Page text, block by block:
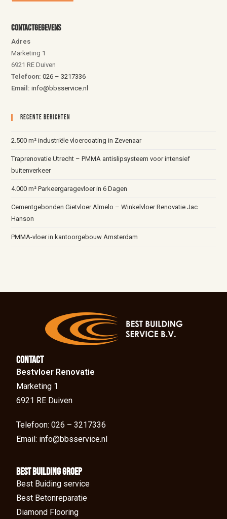
Contactgegevens
Adres
Marketing 1
6921 RE Duiven
Telefoon:026 – 3217336
Email: info@bbsservice.nl
Recente Berichten
2.500 m² industriële vloercoating in Zevenaar
Traprenovatie Utrecht – PMMA antislipsysteem voor intensief
buitenverkeer
4.000 m² Parkeergaragevloer in 6 Dagen
Cementgebonden Gietvloer Almelo – Winkelvloer Renovatie Jac
Hanson
PMMA-vloer in kantoorgebouw Amsterdam
Contact
Bestvloer Renovatie
Marketing 1
6921 RE Duiven
Telefoon: 026 – 3217336
Email: info@bbsservice.nl
BEst Building groep
Best Buiding service
Best Betonreparatie
Diamond Flooring